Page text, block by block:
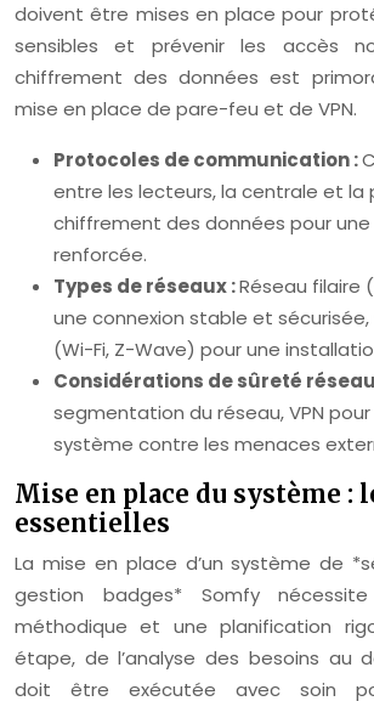
doivent être mises en place pour
sensibles et prévenir les accès
chiffrement des données est
mise en place de pare-feu et de VPN.
Protocoles de communication :
entre les lecteurs, la centrale et
chiffrement des données pour
renforcée.
Types de réseaux :Réseau filaire
une connexion stable et sécurisée,
(Wi-Fi, Z-Wave) pour une
Considérations de sûreté
segmentation du réseau, VPN
système contre les menaces
Mise en place du système :
essentielles
La mise en place d’un système de
gestion badges* Somfy
méthodique et une planification
étape, de l’analyse des besoins au
doit être exécutée avec soin